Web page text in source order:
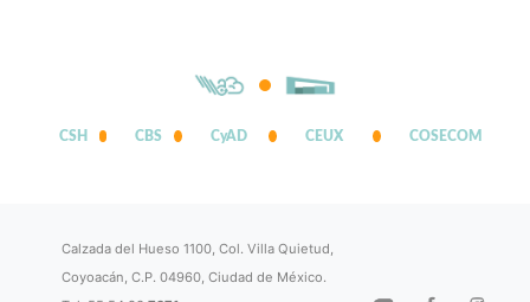
CSH CBS CyAD CEUX COSECOM
Calzada del Hueso 1100, Col. Villa Quietud,
Coyoacán, C.P. 04960, Ciudad de México.